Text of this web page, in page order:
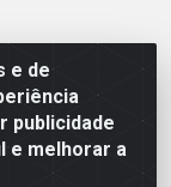
e de
publicidade
e melhorar a
2521 -
ES - CEP
75